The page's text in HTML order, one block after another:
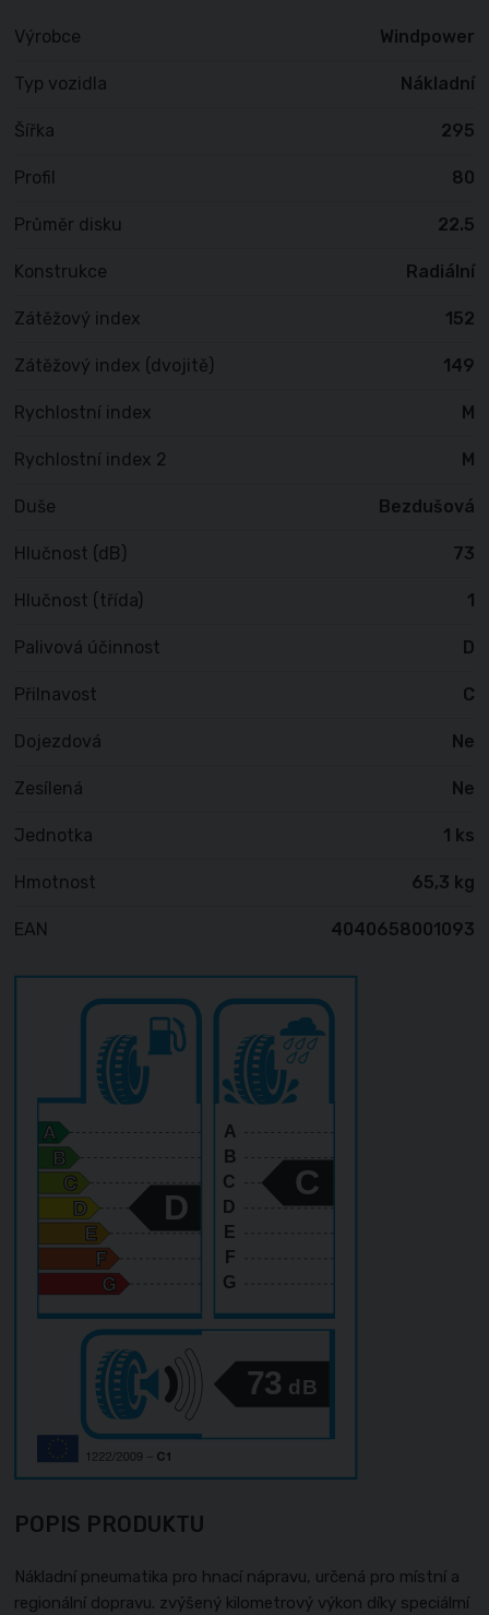
Výrobce Windpower
Typ vozidla Nákladní
Šířka 295
Profil 80
Průměr disku 22.5
Konstrukce Radiální
Zátěžový index 152
Zátěžový index (dvojitě) 149
Rychlostní index M
Rychlostní index 2 M
Duše Bezdušová
Hlučnost (dB) 73
Hlučnost (třída) 1
Palivová účinnost D
Přilnavost C
Dojezdová Ne
Zesílená Ne
Jednotka 1 ks
Hmotnost 65,3 kg
EAN 4040658001093
A
B
C
D
E
F
G
73 dB
D
C
POPIS PRODUKTU
Nákladní pneumatika pro hnací nápravu, určená pro místní a
regionální dopravu. zvýšený kilometrový výkon díky speciálmí